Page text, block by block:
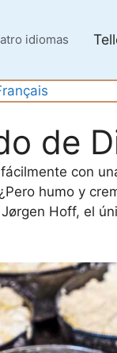
idiomas
de
con
humo y
Hoff, el